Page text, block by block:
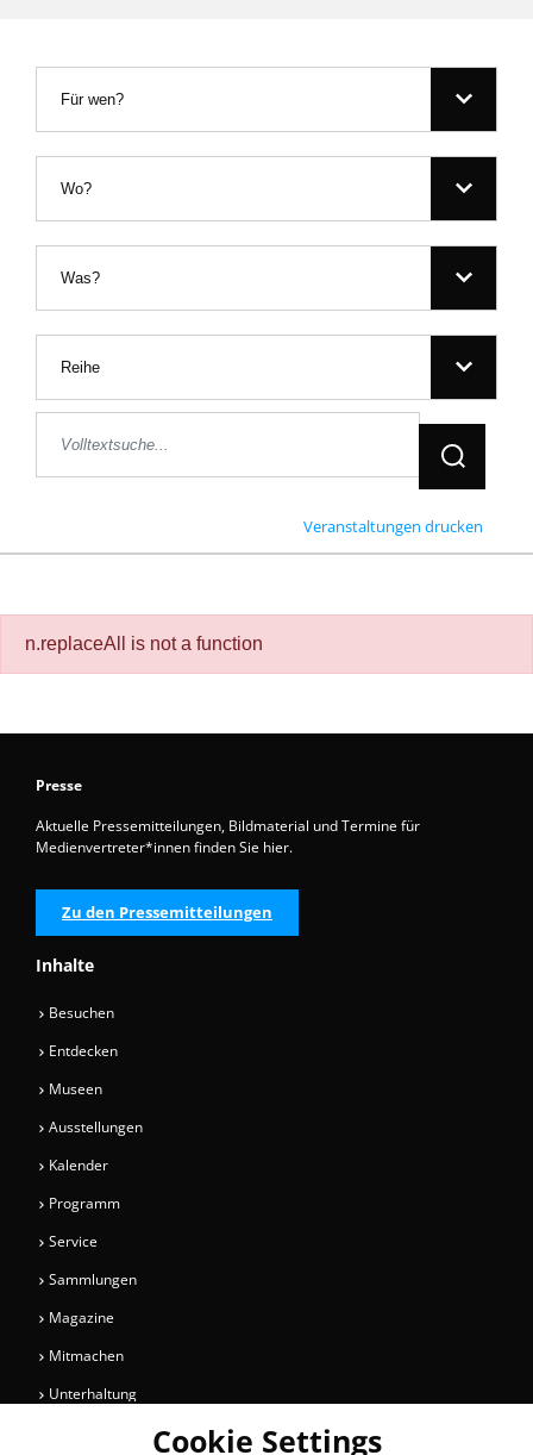
Für wen?
Wo?
Was?
Reihe
Jetzt
Veranstaltungen drucken
n.replaceAll is not a function
Presse
Aktuelle Pressemitteilungen, Bildmaterial und Termine für
Medienvertreter*innen finden Sie hier.
Zu den Pressemitteilungen
Inhalte
Besuchen
Entdecken
Museen
Ausstellungen
Kalender
Programm
Service
Sammlungen
Magazine
Mitmachen
Unterhaltung
Cookie Settings